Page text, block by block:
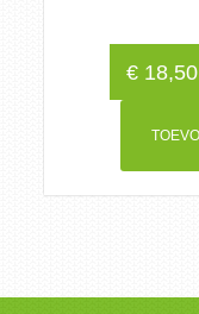
€18,50